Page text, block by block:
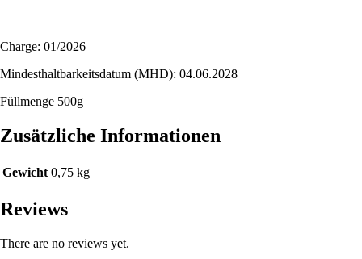
Charge: 01/2026
Mindesthaltbarkeitsdatum (MHD): 04.06.2028
Füllmenge 500g
Zusätzliche Informationen
Gewicht 0,75 kg
Reviews
There are no reviews yet.